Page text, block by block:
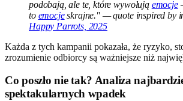
podobają, ale te, które wywołują emocje
to emocjeskrajne." — quote inspired by
Happy Parrots, 2025
Każda z tych kampanii pokazała, że ryzyko,
zrozumienie odbiorcy są ważniejsze niż
Co poszło nie tak? Analiza
spektakularnych wpadek